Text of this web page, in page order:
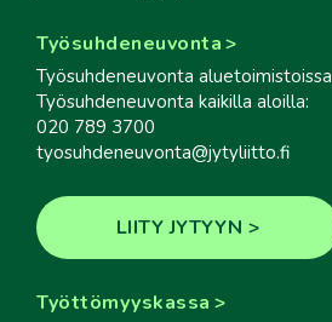
Työsuhdeneuvonta
Työsuhdeneuvonta aluetoimistoissa
Työsuhdeneuvonta kaikilla aloilla:
020 789 3700
tyosuhdeneuvonta@jytyliitto.fi
LIITY JYTYYN
Työttömyyskassa